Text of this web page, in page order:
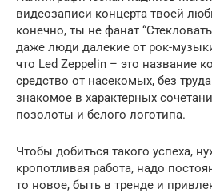
видеозаписи концерта твоей
конечно, ты не фанат
даже люди далекие от рок-
что Led Zeppelin – это название
средство от насекомых, без
знакомое в характерных
позолоты и белого логотипа.
Чтобы добиться такого успеха,
кропотливая работа, надо
то новое, быть в тренде и